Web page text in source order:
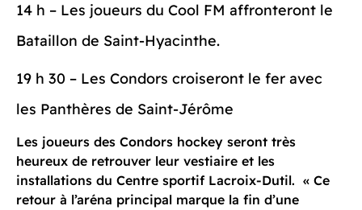
14 h – Les joueurs du Cool FM affronteront le
Bataillon de Saint-Hyacinthe.
19 h 30 – Les Condors croiseront le fer avec
les Panthères de Saint-Jérôme
Les joueurs des Condors hockey seront très
heureux de retrouver leur vestiaire et les
installations du Centre sportif Lacroix-Dutil. « Ce
retour à l’aréna principal marque la fin d’une